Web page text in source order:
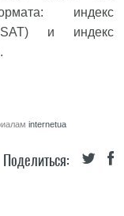
индекс
и индекс
internetua
Поделиться: